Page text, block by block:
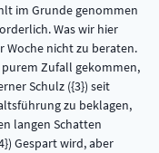
im Grunde genommen
Was wir hier
Woche nicht zu beraten.
Zufall gekommen,
Schulz ({3}) seit
zu beklagen,
langen Schatten
Gespart wird, aber